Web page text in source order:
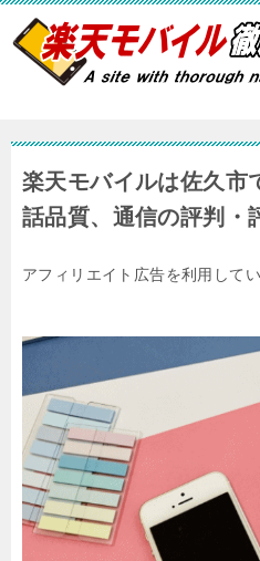
楽天モバイルは佐久市
話品質、通信の評判・
アフィリエイト広告を利用して